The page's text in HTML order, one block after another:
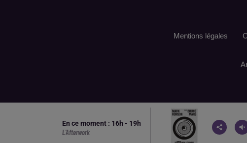
En ce moment : 16h - 19h
L'Afterwork
Mentions légales